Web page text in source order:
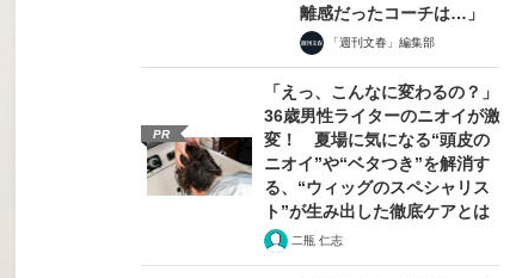
離感だったコーチは…」
「週刊文春」編集部
PR
「えっ、こんなに変わるの？」
36歳男性ライターのニオイが激
変！ 夏場に気になる“頭皮の
ニオイ”や“ベタつき”を解消す
る、“ウィッグのスペシャリス
ト”が生み出した徹底ケアとは
二瓶 仁志